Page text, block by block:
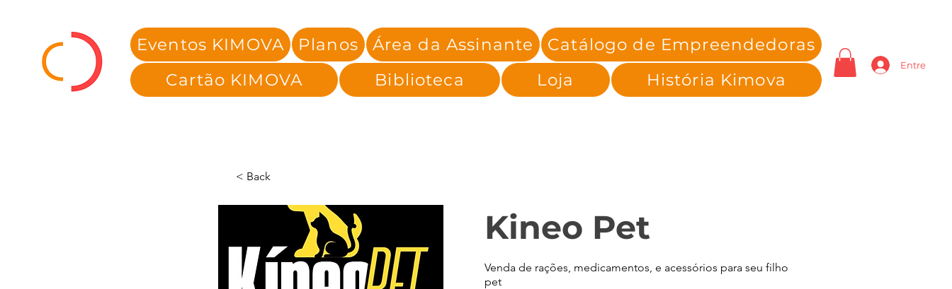
Eventos KIMOVA Planos Área da Assinante
Catálogo de Empreendedoras
Cartão KIMOVA
Biblioteca Loja História Kimova
Entre
< Back
Kineo Pet
Venda de rações, medicamentos, e acessórios para seu filho
pet